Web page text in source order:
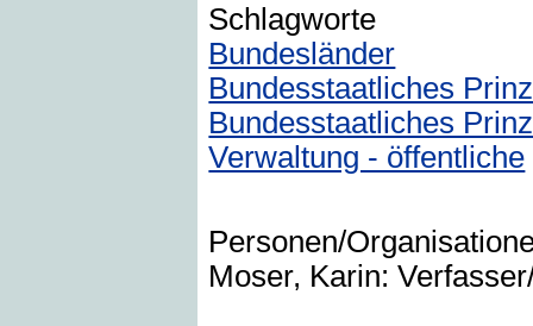
Schlagworte
Bundesländer
Bundesstaatliches
Bundesstaatliches
Verwaltung - öffentliche
Personen/
Moser, Karin: